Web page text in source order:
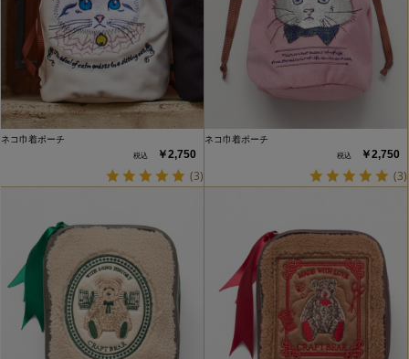
ネコ巾着ポーチ
￥2,750
(3)
ネコ巾着ポーチ
￥2,750
(3)